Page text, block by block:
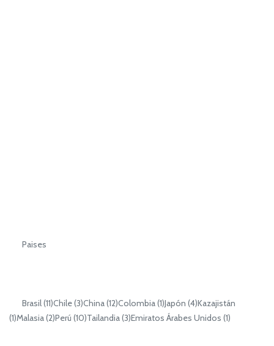
Paises
Brasil (11)Chile (3)China (12)Colombia (1)Japón (4)Kazajistán
(1)Malasia (2)Perú (10)Tailandia (3)Emiratos Árabes Unidos (1)